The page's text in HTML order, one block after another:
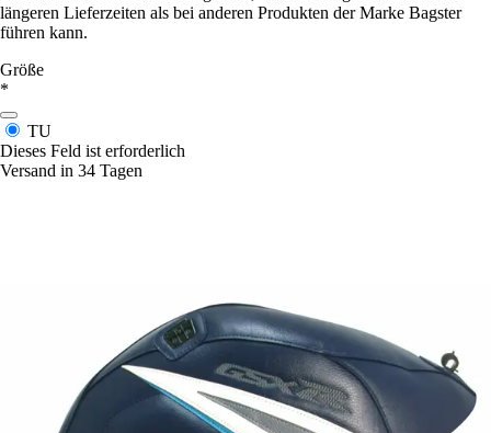
längeren Lieferzeiten als bei anderen Produkten der Marke Bagster
führen kann.
Größe
*
TU
Dieses Feld ist erforderlich
Versand in 34 Tagen